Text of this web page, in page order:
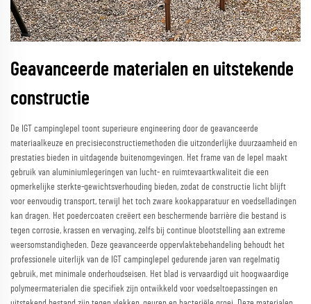
Geavanceerde materialen en uitstekende
constructie
De IGT campinglepel toont superieure engineering door de geavanceerde
materiaalkeuze en precisieconstructiemethoden die uitzonderlijke duurzaamheid en
prestaties bieden in uitdagende buitenomgevingen. Het frame van de lepel maakt
gebruik van aluminiumlegeringen van lucht- en ruimtevaartkwaliteit die een
opmerkelijke sterkte-gewichtsverhouding bieden, zodat de constructie licht blijft
voor eenvoudig transport, terwijl het toch zware kookapparatuur en voedselladingen
kan dragen. Het poedercoaten creëert een beschermende barrière die bestand is
tegen corrosie, krassen en vervaging, zelfs bij continue blootstelling aan extreme
weersomstandigheden. Deze geavanceerde oppervlaktebehandeling behoudt het
professionele uiterlijk van de IGT campinglepel gedurende jaren van regelmatig
gebruik, met minimale onderhoudseisen. Het blad is vervaardigd uit hoogwaardige
polymeermaterialen die specifiek zijn ontwikkeld voor voedseltoepassingen en